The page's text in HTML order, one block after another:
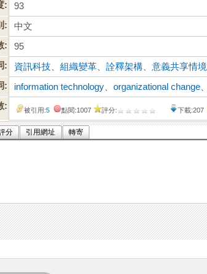
:
93
:
中文
:
95
:
資訊科技 、組織變革 、詮釋架構 、意義共享情境
:
information technology 、organizational change
:
被引用:5 點閱:1007 評分: 下載:207
分 引用網址 轉寄